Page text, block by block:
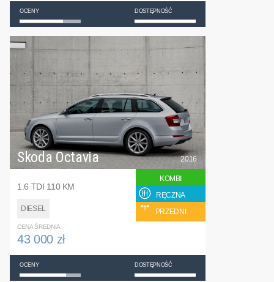
OCENY DOSTĘPNOŚĆ
Skoda Octavia
1.6 TDI 110 KM
DIESEL
2016
KOMBI
RĘCZNA
PRZEDNI
CENA ŚREDNIA
43 000 zł
OCENY DOSTĘPNOŚĆ